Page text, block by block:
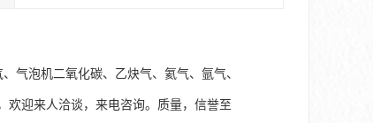
气泡机二氧化碳、乙炔气、氦气、氩气、
欢迎来人洽谈，来电咨询。质量，信誉至